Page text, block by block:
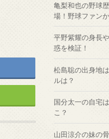
亀梨和也の野球
場！野球ファン
平野紫耀の身長
惑を検証！
松島聡の出身地
ルは？
国分太一の自宅
こ？
山田涼介の妹の